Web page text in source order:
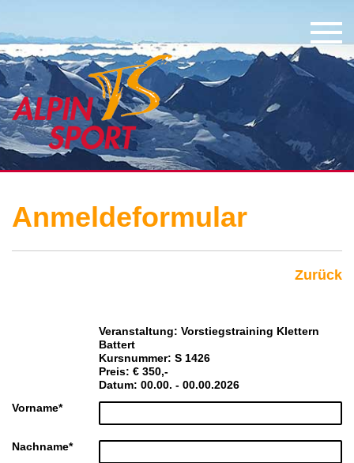
Anmeldeformular
Zurück
Veranstaltung: Vorstiegstraining Klettern
Battert
Kursnummer: S 1426
Preis: € 350,-
Datum: 00.00. - 00.00.2026
Vorname*
Nachname*